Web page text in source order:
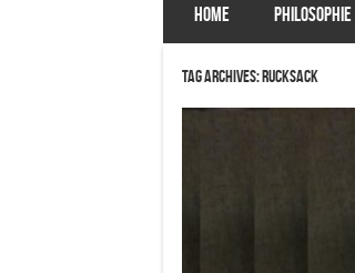
Menu
SKIP TO CONTENT
HOME PHILOSOPHIE
Tag Archives:Rucksack